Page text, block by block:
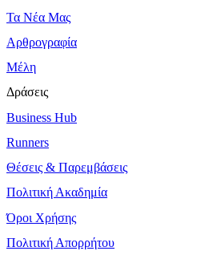
Τα Νέα Μας
Αρθρογραφία
Μέλη
Δράσεις
Business Hub
Runners
Θέσεις & Παρεμβάσεις
Πολιτική Ακαδημία
Όροι Χρήσης
Πολιτική Απορρήτου